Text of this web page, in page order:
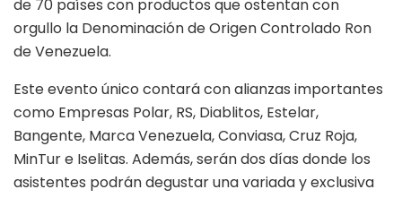
de 70 países con productos que ostentan con
orgullo la Denominación de Origen Controlado Ron
de Venezuela.
Este evento único contará con alianzas importantes
como Empresas Polar, RS, Diablitos, Estelar,
Bangente, Marca Venezuela, Conviasa, Cruz Roja,
MinTur e Iselitas. Además, serán dos días donde los
asistentes podrán degustar una variada y exclusiva